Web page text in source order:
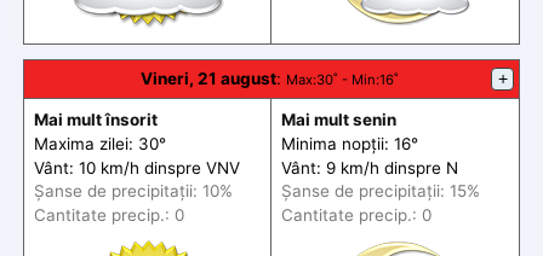
Vineri, 21 august: Max:30˚ - Min:16˚ +
Mai mult însorit
Maxima zilei: 30°
Vânt: 10 km/h dinspre VNV
Șanse de precipitații: 10%
Cantitate precip.: 0
Mai mult senin
Minima nopții: 16°
Vânt: 9 km/h dinspre N
Șanse de precipitații: 15%
Cantitate precip.: 0